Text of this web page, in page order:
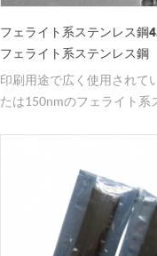
フェライト系ステンレス鋼
フェライト系ステンレス鋼
印刷用途で広く使用されて
たは150nmのフェライト系